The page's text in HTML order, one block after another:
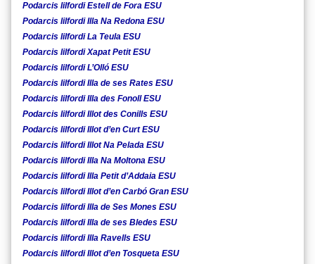
Podarcis lilfordi Estell de Fora ESU
Podarcis lilfordi Illa Na Redona ESU
Podarcis lilfordi La Teula ESU
Podarcis lilfordi Xapat Petit ESU
Podarcis lilfordi L’Olló ESU
Podarcis lilfordi Illa de ses Rates ESU
Podarcis lilfordi Illa des Fonoll ESU
Podarcis lilfordi Illot des Conills ESU
Podarcis lilfordi Illot d’en Curt ESU
Podarcis lilfordi Illot Na Pelada ESU
Podarcis lilfordi Illa Na Moltona ESU
Podarcis lilfordi Illa Petit d’Addaia ESU
Podarcis lilfordi Illot d’en Carbó Gran ESU
Podarcis lilfordi Illa de Ses Mones ESU
Podarcis lilfordi Illa de ses Bledes ESU
Podarcis lilfordi Illa Ravells ESU
Podarcis lilfordi Illot d’en Tosqueta ESU